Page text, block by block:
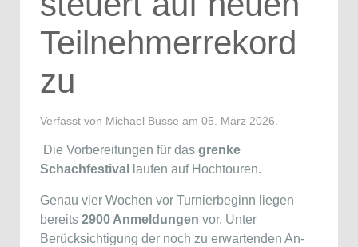
Teilnehmerrekord
zu
Verfasst von Michael Busse am 05. März 2026
Die Vorbereitungen für das grenke
Schachfestival
laufen auf Hochtouren.
Genau vier Wochen vor Turnierbeginn liegen
bereits 2900 Anmeldungen vor. Unter
Berücksichtigung der noch zu erwartenden An-